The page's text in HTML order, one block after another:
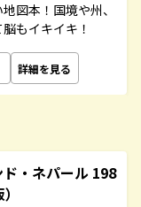
図本！国境や州、
もイキイキ！
詳細を見る
・ネパール 198